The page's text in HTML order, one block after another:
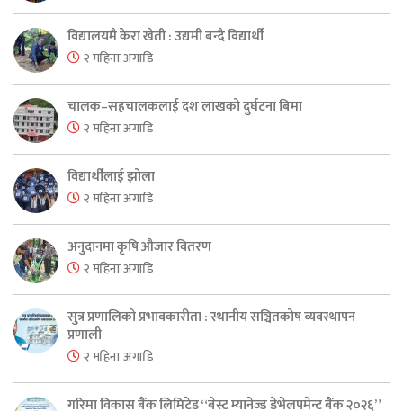
विद्यालयमै केरा खेती : उद्यमी बन्दै विद्यार्थी
२ महिना अगाडि
चालक–सहचालकलाई दश लाखको दुर्घटना बिमा
२ महिना अगाडि
विद्यार्थीलाई झोला
२ महिना अगाडि
अनुदानमा कृषि औजार वितरण
२ महिना अगाडि
सुत्र प्रणालिको प्रभावकारीता : स्थानीय सञ्चितकोष व्यवस्थापन
प्रणाली
२ महिना अगाडि
गरिमा विकास बैंक लिमिटेड “बेस्ट म्यानेज्ड डेभेलपमेन्ट बैंक २०२६”